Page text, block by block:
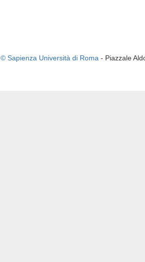
© Sapienza Università di Roma - Piazzale